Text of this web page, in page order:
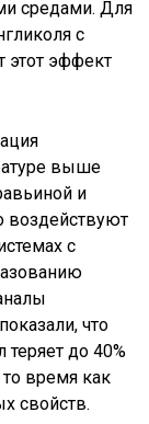
средами. Для
с
этот эффект
выше
и
воздействуют
с
что
теряет до 40%
время как
свойств.